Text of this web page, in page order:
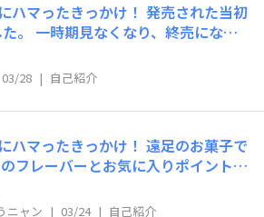
きっかけ！ 発売された当初
。 一時期見なくなり、終売になっ
いたら、売っているのを見つけてち
ケーからスマホを持つようにな
(旧Twitter)にハマっていたのもあっ
投稿しまくっていたら、当時のブラ
る度に返信をしてくれていたので、
無視せずにちゃんと返信してくれる
って思ったのでさらに買うようにな
03/28 | 自己紹介
ハマったきっかけ！ 遠足のお菓子で
ニャン | 03/24 | 自己紹介